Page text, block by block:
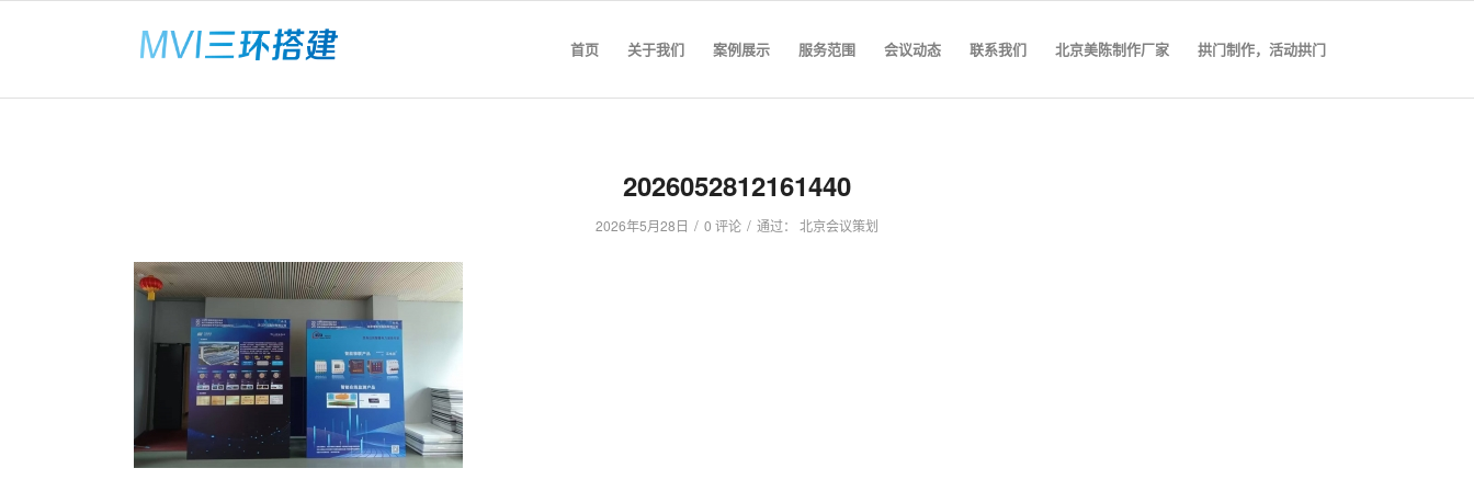
首页 关于我们 案例展示 服务范围 会议动态 联系我们 北京美陈制作厂家 拱门制作，活动拱门
2026052812161440
2026年5月28日 / 0 评论 / 通过： 北京会议策划